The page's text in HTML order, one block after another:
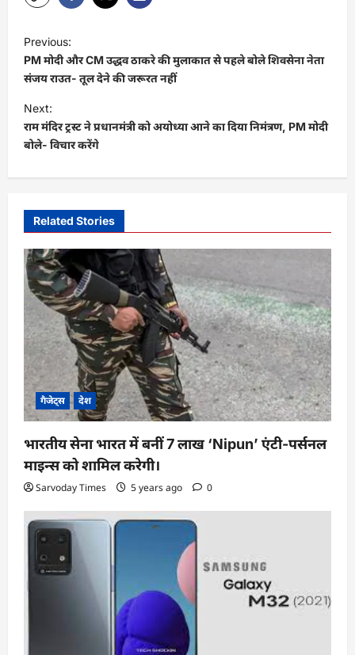
o
s
t
n
a
v
g
a
t
o
n
Previous:
PM मोदी और CM उद्धव ठाकरे की मुलाकात से पहले बोले शिवसेना नेता
संजय राउत- तूल देने की जरूरत नहीं
Next:
राम मंदिर ट्रस्ट ने प्रधानमंत्री को अयोध्या आने का दिया निमंत्रण, PM मोदी
बोले- विचार करेंगे
Related Stories
गैजेट्स देश
भारतीय सेना भारत में बनीं 7 लाख ‘Nipun’ एंटी-पर्सनल
माइन्स को शामिल करेगी।
Sarvoday Times 5 years ago 0